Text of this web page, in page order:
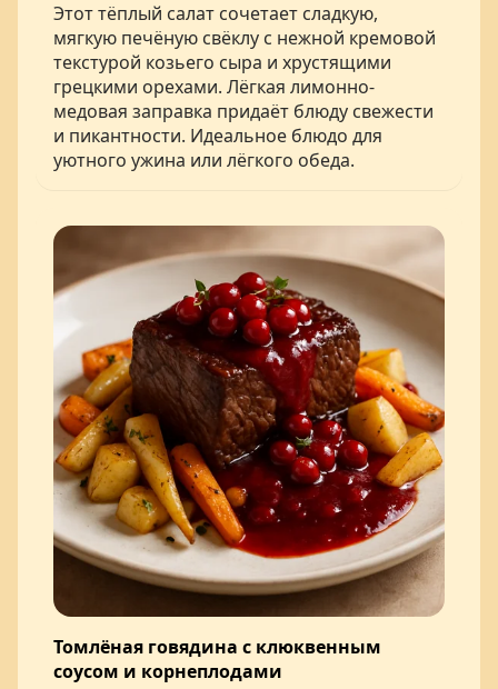
Этот тёплый салат сочетает сладкую,
мягкую печёную свёклу с нежной кремовой
текстурой козьего сыра и хрустящими
грецкими орехами. Лёгкая лимонно-
медовая заправка придаёт блюду свежести
и пикантности. Идеальное блюдо для
уютного ужина или лёгкого обеда.
Томлёная говядина с клюквенным
соусом и корнеплодами